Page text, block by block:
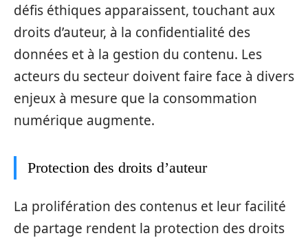
défis éthiques apparaissent, touchant aux
droits d’auteur, à la confidentialité des
données et à la gestion du contenu. Les
acteurs du secteur doivent faire face à divers
enjeux à mesure que la consommation
numérique augmente.
Protection des droits d’auteur
La prolifération des contenus et leur facilité
de partage rendent la protection des droits